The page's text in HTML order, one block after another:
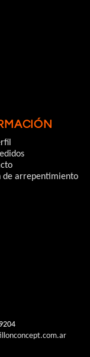
de arrepentimiento